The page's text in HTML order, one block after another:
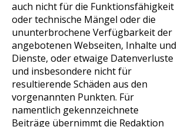
auch nicht für die Funktionsfähigkeit
oder technische Mängel oder die
ununterbrochene Verfügbarkeit der
angebotenen Webseiten, Inhalte und
Dienste, oder etwaige Datenverluste
und insbesondere nicht für
resultierende Schäden aus den
vorgenannten Punkten. Für
namentlich gekennzeichnete
Beiträge übernimmt die Redaktion